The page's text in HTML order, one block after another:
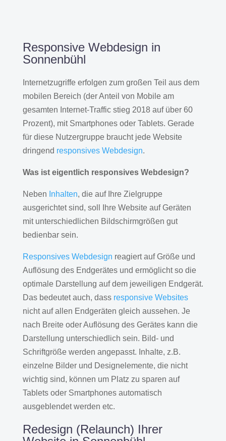
Responsive Webdesign in
Sonnenbühl
Internetzugriffe erfolgen zum großen Teil aus dem
mobilen Bereich (der Anteil von Mobile am
gesamten Internet-Traffic stieg 2018 auf über 60
Prozent), mit Smartphones oder Tablets. Gerade
für diese Nutzergruppe braucht jede Website
dringend responsives Webdesign.
Was ist eigentlich responsives Webdesign?
Neben Inhalten, die auf Ihre Zielgruppe
ausgerichtet sind, soll Ihre Website auf Geräten
mit unterschiedlichen Bildschirmgrößen gut
bedienbar sein.
Responsives Webdesign reagiert auf Größe und
Auflösung des Endgerätes und ermöglicht so die
optimale Darstellung auf dem jeweiligen Endgerät.
Das bedeutet auch, dass responsive Websites
nicht auf allen Endgeräten gleich aussehen. Je
nach Breite oder Auflösung des Gerätes kann die
Darstellung unterschiedlich sein. Bild- und
Schriftgröße werden angepasst. Inhalte, z.B.
einzelne Bilder und Designelemente, die nicht
wichtig sind, können um Platz zu sparen auf
Tablets oder Smartphones automatisch
ausgeblendet werden etc.
Redesign (Relaunch) Ihrer